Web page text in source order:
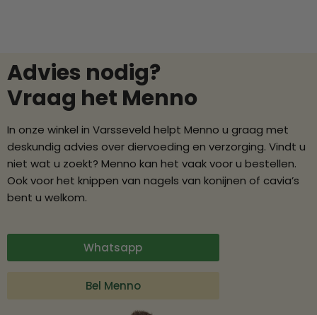
Advies nodig?
Vraag het Menno
In onze winkel in Varsseveld helpt Menno u graag met
deskundig advies over diervoeding en verzorging. Vindt u
niet wat u zoekt? Menno kan het vaak voor u bestellen.
Ook voor het knippen van nagels van konijnen of cavia’s
bent u welkom.
Whatsapp
Bel Menno